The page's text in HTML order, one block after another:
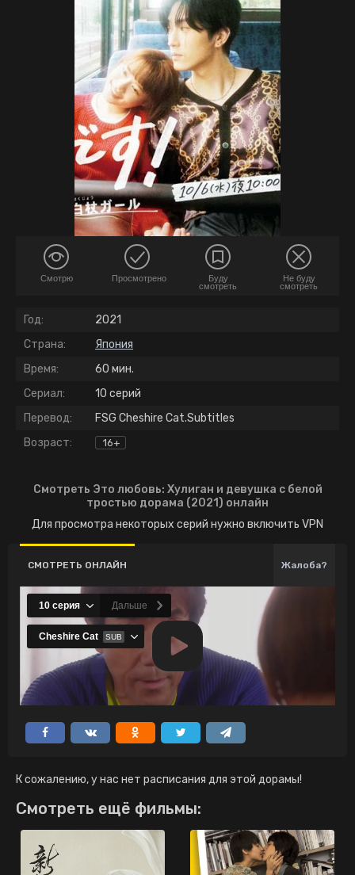
Смотрю Просмотрено
Буду
смотреть
Не буду
смотреть
Год:
2021
Страна:
Япония
Время:
60 мин.
Сериал:
10 серий
Перевод:
FSG Cheshire Cat.Subtitles
Возраст:
16+
Смотреть Это любовь: Хулиган и девушка с белой
тростью дорама (2021) онлайн
Для просмотра некоторых серий нужно включить VPN
СМОТРЕТЬ ОНЛАЙН Жалоба?
К сожалению, у нас нет расписания для этой дорамы!
Смотреть ещё фильмы: